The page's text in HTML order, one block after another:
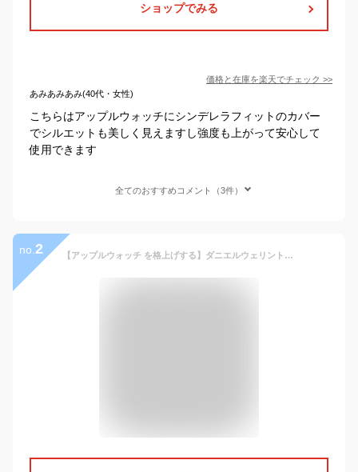
ショップでみる
価格と在庫を楽天でチェック >>
あみあみあみ(40代・女性)
こちらはアップルウォッチにシンデレラフィットのカバー
でシルエットも美しく見えますし強度も上がって安心して
使用できます
全てのおすすめコメント（3件）
no. 2 【アップルウォッチ を格上げする】ダニエルウェリントン Apple Watch ケース ベルト レディース メンズ 40mm 用 Daniel Wellington Switch スイッチ シリーズ SE 6 5 4 対応 ローズゴールド ステンレス 高品質 保護 カバー シンプル おしゃれ ブランド 高級 感 一体型 DW